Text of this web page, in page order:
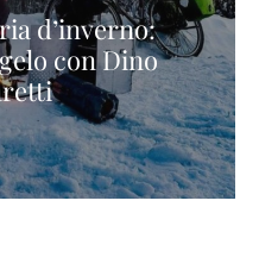
d’inverno:
con Dino